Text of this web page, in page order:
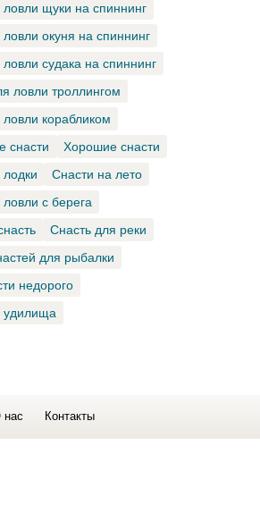
щуки на спиннинг
окуня на спиннинг
судака на спиннинг
ловли троллингом
корабликом
снасти
Хорошие снасти
Снасти на лето
с берега
Снасть для реки
для рыбалки
недорого
удилища
нас Контакты